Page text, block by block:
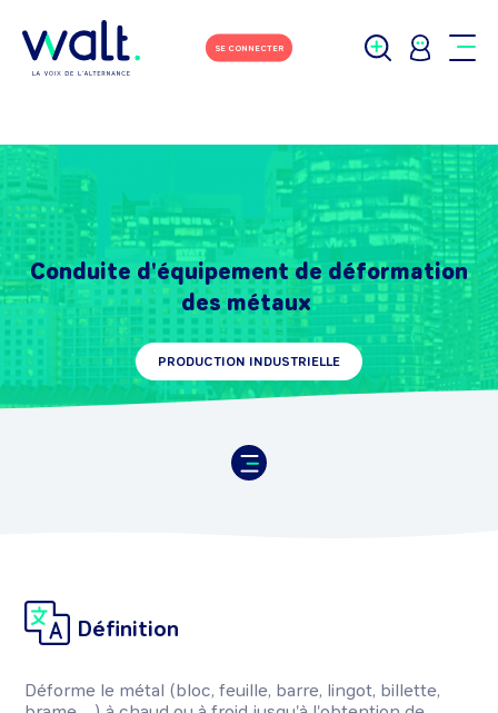
SE CONNECTER
Conduite d'équipement de déformation
des métaux
PRODUCTION INDUSTRIELLE
Définition
Déforme le métal (bloc, feuille, barre, lingot, billette,